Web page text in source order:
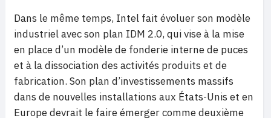
Dans le même temps, Intel fait évoluer son modèle
industriel avec son plan IDM 2.0, qui vise à la mise
en place d’un modèle de fonderie interne de puces
et à la dissociation des activités produits et de
fabrication. Son plan d’investissements massifs
dans de nouvelles installations aux États-Unis et en
Europe devrait le faire émerger comme deuxième